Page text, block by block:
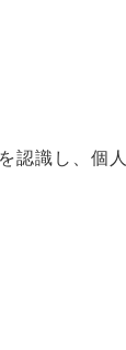
認識し、個